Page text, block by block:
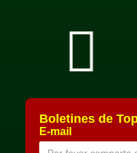
Boletines de
E-mail